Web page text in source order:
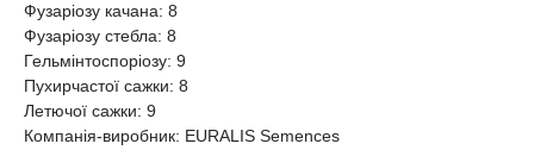
Фузаріозу качана: 8
Фузаріозу стебла: 8
Гельмінтоспоріозу: 9
Пухирчастої сажки: 8
Летючої сажки: 9
Компанія-виробник: EURALIS Semences